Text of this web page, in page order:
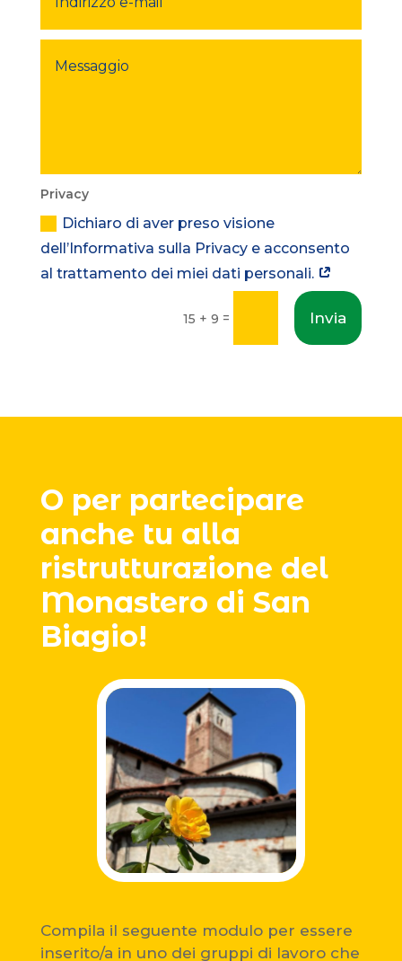
Privacy
Dichiaro di aver preso visione
dell’Informativa sulla Privacy e acconsento
al trattamento dei miei dati personali.
15 + 9 = Invia
O per partecipare
anche tu alla
ristrutturazione del
Monastero di San
Biagio!
Compila il seguente modulo per essere
inserito/a in uno dei gruppi di lavoro che